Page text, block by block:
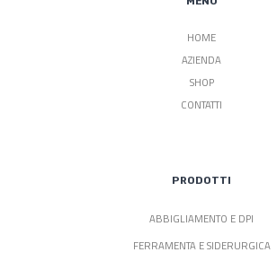
HOME
AZIENDA
SHOP
CONTATTI
PRODOTTI
ABBIGLIAMENTO E DPI
FERRAMENTA E SIDERURGICA